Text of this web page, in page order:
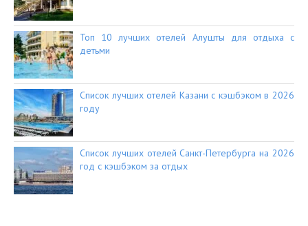
Топ 10 лучших отелей Алушты для отдыха с
детьми
Список лучших отелей Казани с кэшбэком в 2026
году
Список лучших отелей Санкт-Петербурга на 2026
год с кэшбэком за отдых